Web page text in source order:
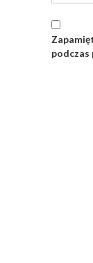
podczas